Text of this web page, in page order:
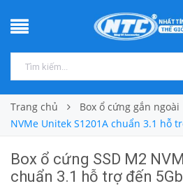
Trang chủ Box ổ cứng gắn ngoài
NVMe Unitek S1201A chuẩn 3.1 hỗ
Box ổ cứng SSD M2
chuẩn 3.1 hỗ trợ đến